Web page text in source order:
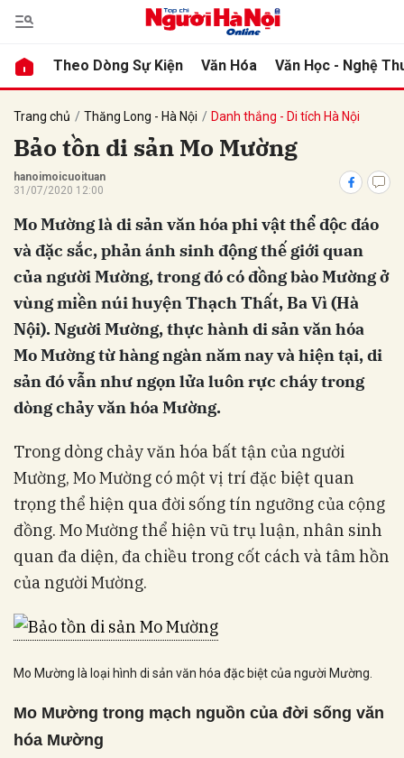
Theo Dòng Sự Kiện Văn Hóa Văn Học - Nghệ
Trang chủ Thăng Long - Hà Nội Danh thắng - Di tích Hà Nội
Bảo tồn di sản Mo Mường
hanoimoicuoituan
31/07/2020 12:00
Mo Mường là di sản văn hóa phi vật thể độc đáo
và đặc sắc, phản ánh sinh động thế giới quan
của người Mường, trong đó có đồng bào Mường ở
vùng miền núi huyện Thạch Thất, Ba Vì (Hà
Nội). Người Mường, thực hành di sản văn hóa
Mo Mường từ hàng ngàn năm nay và hiện tại, di
sản đó vẫn như ngọn lửa luôn rực cháy trong
dòng chảy văn hóa Mường.
Trong dòng chảy văn hóa bất tận của người
Mường, Mo Mường có một vị trí đặc biệt quan
trọng thể hiện qua đời sống tín ngưỡng của cộng
đồng. Mo Mường thể hiện vũ trụ luận, nhân sinh
quan đa diện, đa chiều trong cốt cách và tâm hồn
của người Mường.
Mo Mường là loại hình di sản văn hóa đặc biệt của người Mường.
Mo Mường trong mạch nguồn của đời sống văn
hóa Mường
luận
Hủy